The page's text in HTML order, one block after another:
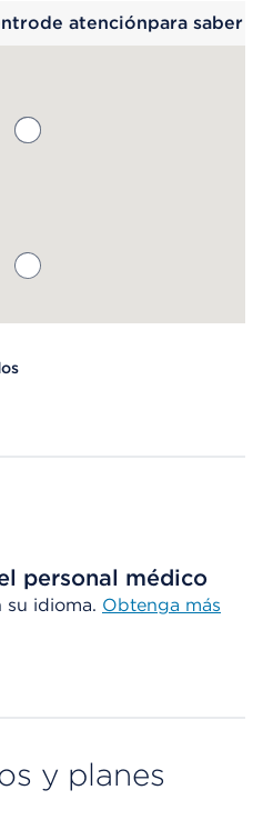
atenciónpara saber
personal médico
su idioma. Obtenga más
y planes